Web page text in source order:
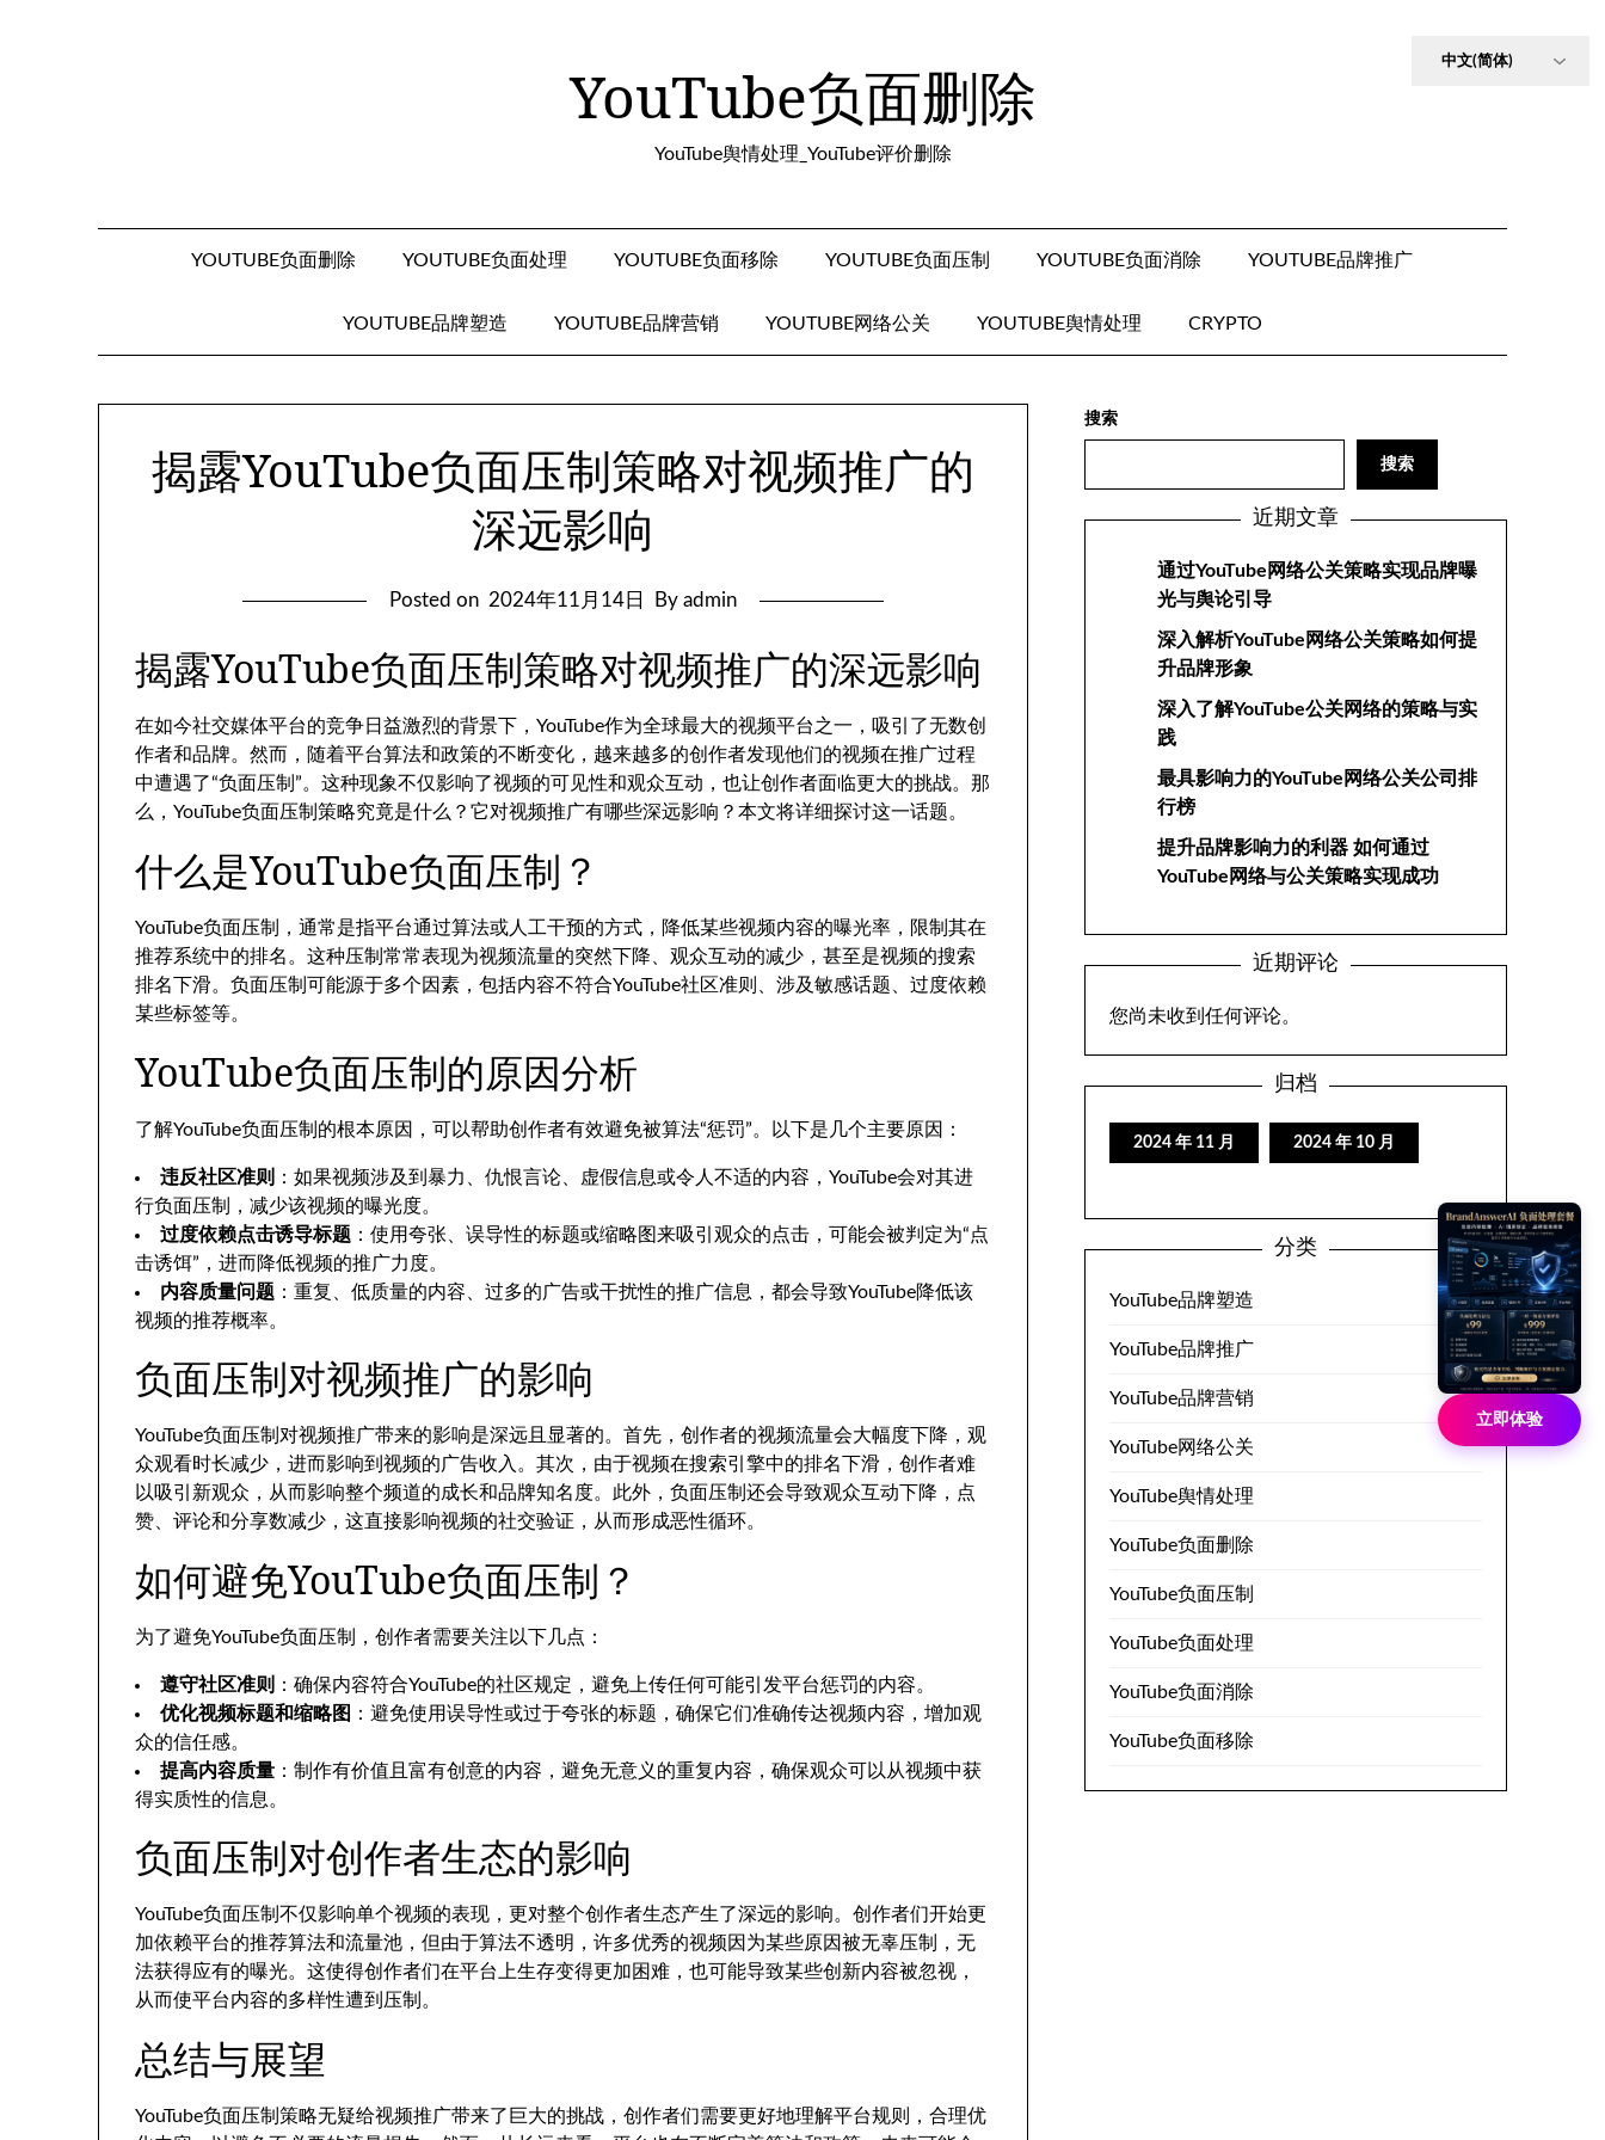
YouTube负面删除
YouTube舆情处理_YouTube评价删除
YOUTUBE负面删除 YOUTUBE负面处理 YOUTUBE负面移除 YOUTUBE负面压制 YOUTUBE负面消除 YOUTUBE品牌推广
YOUTUBE品牌塑造 YOUTUBE品牌营销 YOUTUBE网络公关 YOUTUBE舆情处理 CRYPTO
揭露YouTube负面压制策略对视频推广的
深远影响
Posted on 2024年11月14日 By admin
揭露YouTube负面压制策略对视频推广的深远影响
在如今社交媒体平台的竞争日益激烈的背景下，YouTube作为全球最大的视频平台之一，吸引了无数创
作者和品牌。然而，随着平台算法和政策的不断变化，越来越多的创作者发现他们的视频在推广过程
中遭遇了“负面压制”。这种现象不仅影响了视频的可见性和观众互动，也让创作者面临更大的挑战。那
么，YouTube负面压制策略究竟是什么？它对视频推广有哪些深远影响？本文将详细探讨这一话题。
什么是YouTube负面压制？
YouTube负面压制，通常是指平台通过算法或人工干预的方式，降低某些视频内容的曝光率，限制其在
推荐系统中的排名。这种压制常常表现为视频流量的突然下降、观众互动的减少，甚至是视频的搜索
排名下滑。负面压制可能源于多个因素，包括内容不符合YouTube社区准则、涉及敏感话题、过度依赖
某些标签等。
YouTube负面压制的原因分析
了解YouTube负面压制的根本原因，可以帮助创作者有效避免被算法“惩罚”。以下是几个主要原因：
违反社区准则
：如果视频涉及到暴力、仇恨言论、虚假信息或令人不适的内容，YouTube会对其进
行负面压制，减少该视频的曝光度。
过度依赖点击诱导标题 ：使用夸张、误导性的标题或缩略图来吸引观众的点击，可能会被判定为“点
击诱饵”，进而降低视频的推广力度。
内容质量问题 ：重复、低质量的内容、过多的广告或干扰性的推广信息，都会导致YouTube降低该
视频的推荐概率。
负面压制对视频推广的影响
YouTube负面压制对视频推广带来的影响是深远且显著的。首先，创作者的视频流量会大幅度下降，观
众观看时长减少，进而影响到视频的广告收入。其次，由于视频在搜索引擎中的排名下滑，创作者难
以吸引新观众，从而影响整个频道的成长和品牌知名度。此外，负面压制还会导致观众互动下降，点
赞、评论和分享数减少，这直接影响视频的社交验证，从而形成恶性循环。
如何避免YouTube负面压制？
为了避免YouTube负面压制，创作者需要关注以下几点：
遵守社区准则
：确保内容符合YouTube的社区规定，避免上传任何可能引发平台惩罚的内容。
优化视频标题和缩略图 ：避免使用误导性或过于夸张的标题，确保它们准确传达视频内容，增加观
众的信任感。
提高内容质量 ：制作有价值且富有创意的内容，避免无意义的重复内容，确保观众可以从视频中获
得实质性的信息。
负面压制对创作者生态的影响
YouTube负面压制不仅影响单个视频的表现，更对整个创作者生态产生了深远的影响。创作者们开始更
加依赖平台的推荐算法和流量池，但由于算法不透明，许多优秀的视频因为某些原因被无辜压制，无
法获得应有的曝光。这使得创作者们在平台上生存变得更加困难，也可能导致某些创新内容被忽视，
从而使平台内容的多样性遭到压制。
总结与展望
YouTube负面压制策略无疑给视频推广带来了巨大的挑战，创作者们需要更好地理解平台规则，合理优
搜索
搜索
近期文章
通过YouTube网络公关策略实现品牌曝
光与舆论引导
深入解析YouTube网络公关策略如何提
升品牌形象
深入了解YouTube公关网络的策略与实
践
最具影响力的YouTube网络公关公司排
行榜
提升品牌影响力的利器 如何通过
YouTube网络与公关策略实现成功
近期评论
您尚未收到任何评论。
归档
2024 年 11 月 2024 年 10 月
分类
YouTube品牌塑造
YouTube品牌推广
YouTube品牌营销
YouTube网络公关
YouTube舆情处理
YouTube负面删除
YouTube负面压制
YouTube负面处理
YouTube负面消除
YouTube负面移除
立即体验